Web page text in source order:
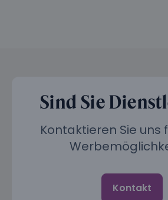
Sind Sie
Kontaktieren Sie uns
Kontakt